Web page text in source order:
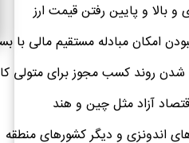
و بالا و پایین رفتن قیمت ارز
امکان مبادله مستقیم مالی با
روند کسب مجوز برای متولی
آزاد مثل چین و هند
اندونزی و دیگر کشورهای منطقه